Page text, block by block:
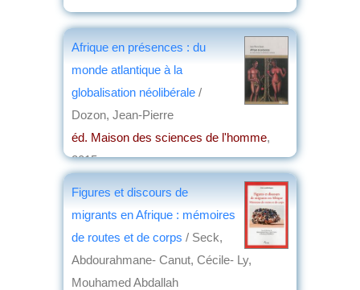
Afrique en présences : du
monde atlantique à la
globalisation néolibérale /
Dozon, Jean-Pierre
éd. Maison des sciences de l'homme,
2015
Figures et discours de
migrants en Afrique : mémoires
de routes et de corps / Seck,
Abdourahmane- Canut, Cécile- Ly,
Mouhamed Abdallah